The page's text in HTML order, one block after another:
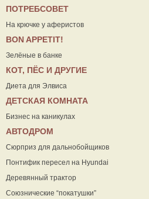
ПОТРЕБСОВЕТ
На крючке у аферистов
ВON APPETIT!
Зелёные в банке
КОТ, ПЁС И ДРУГИЕ
Диета для Элвиса
ДЕТСКАЯ КОМНАТА
Бизнес на каникулах
АВТОДРОМ
Сюрприз для дальнобойщиков
Понтифик пересел на Hyundai
Деревянный трактор
Союзнические “покатушки”